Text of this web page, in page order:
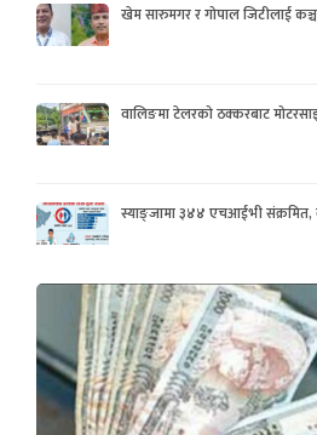
खेम सारुमगर र गोपाल जिटीलाई
वालिङमा टेलरको ठक्करबाट
स्याङ्जामा ३४४ एचआईभी संक्रमित,